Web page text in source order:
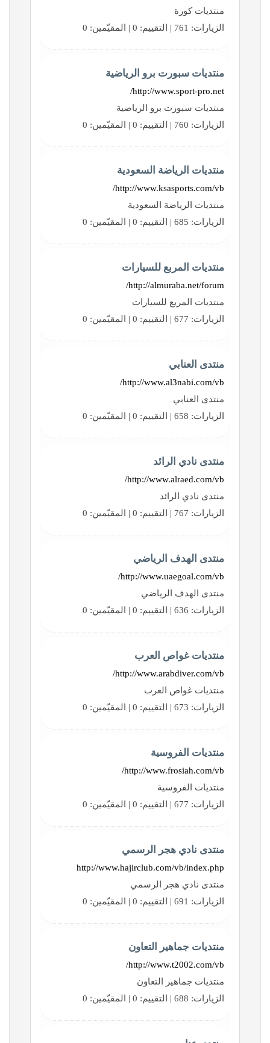
منتديات كورة
الزيارات: 761 | التقييم: 0 | المقيّمين: 0
منتديات سبورت برو الرياضية
http://www.sport-pro.net/
منتديات سبورت برو الرياضية
الزيارات: 760 | التقييم: 0 | المقيّمين: 0
منتديات الرياضة السعودية
http://www.ksasports.com/vb/
منتديات الرياضة السعودية
الزيارات: 685 | التقييم: 0 | المقيّمين: 0
منتديات المربع للسيارات
http://almuraba.net/forum/
منتديات المربع للسيارات
الزيارات: 677 | التقييم: 0 | المقيّمين: 0
منتدى العنابي
http://www.al3nabi.com/vb/
منتدى العنابي
الزيارات: 658 | التقييم: 0 | المقيّمين: 0
منتدى نادي الرائد
http://www.alraed.com/vb/
منتدى نادي الرائد
الزيارات: 767 | التقييم: 0 | المقيّمين: 0
منتدى الهدف الرياضي
http://www.uaegoal.com/vb/
منتدى الهدف الرياضي
الزيارات: 636 | التقييم: 0 | المقيّمين: 0
منتديات غواص العرب
http://www.arabdiver.com/vb/
منتديات غواص العرب
الزيارات: 673 | التقييم: 0 | المقيّمين: 0
منتديات الفروسية
http://www.frosiah.com/vb/
منتديات الفروسية
الزيارات: 677 | التقييم: 0 | المقيّمين: 0
منتدى نادي هجر الرسمي
http://www.hajirclub.com/vb/index.php
منتدى نادي هجر الرسمي
الزيارات: 691 | التقييم: 0 | المقيّمين: 0
منتديات جماهير التعاون
http://www.t2002.com/vb/
منتديات جماهير التعاون
الزيارات: 688 | التقييم: 0 | المقيّمين: 0